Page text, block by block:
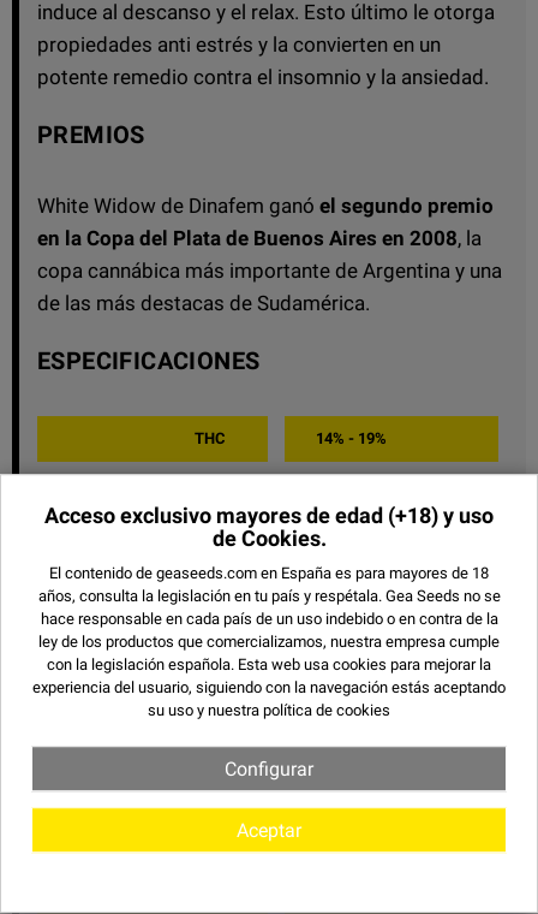
induce al descanso y el relax. Esto último le otorga
propiedades anti estrés y la convierten en un
potente remedio contra el insomnio y la ansiedad.
PREMIOS
White Widow de Dinafem ganó el segundo premio
en la Copa del Plata de Buenos Aires en 2008, la
copa cannábica más importante de Argentina y una
de las más destacas de Sudamérica.
ESPECIFICACIONES
THC 14% - 19%
BANCO DINAFEM SEEDS
TIPO FEMINIZADA
GENÉTICA INDICA
TIEMPO 60 - 65 DÍAS
PRODUCCIÓN INTERIOR 500-550 G/M2
ALTURA EN INTERIOR BAJA
ALTURA EN EXTERIOR BAJA
Acceso exclusivo mayores de edad (+18) y uso
de Cookies.
El contenido de geaseeds.com en España es para mayores de 18
años, consulta la legislación en tu país y respétala. Gea Seeds no se
hace responsable en cada país de un uso indebido o en contra de la
ley de los productos que comercializamos, nuestra empresa cumple
con la legislación española. Esta web usa cookies para mejorar la
experiencia del usuario, siguiendo con la navegación estás aceptando
su uso y nuestra política de cookies
Configurar
Aceptar